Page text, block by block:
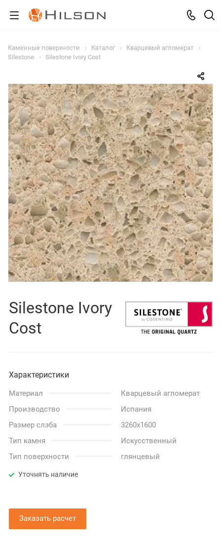
Каменные поверхности Каталог
Кварцевый агломерат
Silestone
Silestone Ivory Cost
Silestone Ivory
Cost
Характеристики
Материал
Кварцевый агломерат
Производство
Испания
Размер слэба
3260x1600
Тип камня
Искусственный
Тип поверхности
глянцевый
Уточнять наличие
Заказать расчет